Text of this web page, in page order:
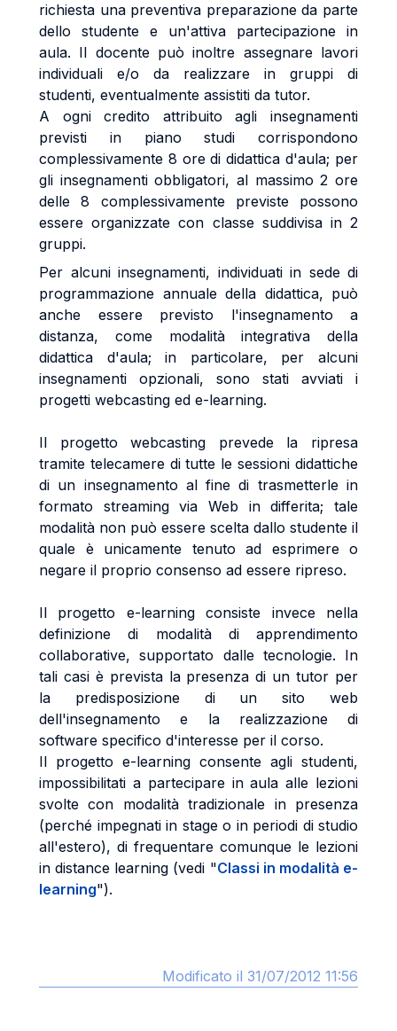
richiesta una preventiva preparazione da parte
dello studente e un'attiva partecipazione in
aula. Il docente può inoltre assegnare lavori
individuali e/o da realizzare in gruppi di
studenti, eventualmente assistiti da tutor.
A ogni credito attribuito agli insegnamenti
previsti in piano studi corrispondono
complessivamente 8 ore di didattica d'aula; per
gli insegnamenti obbligatori, al massimo 2 ore
delle 8 complessivamente previste possono
essere organizzate con classe suddivisa in 2
gruppi.
Per alcuni insegnamenti, individuati in sede di
programmazione annuale della didattica, può
anche essere previsto l'insegnamento a
distanza, come modalità integrativa della
didattica d'aula; in particolare, per alcuni
insegnamenti opzionali, sono stati avviati i
progetti webcasting ed e-learning.
Il progetto webcasting prevede la ripresa
tramite telecamere di tutte le sessioni didattiche
di un insegnamento al fine di trasmetterle in
formato streaming via Web in differita; tale
modalità non può essere scelta dallo studente il
quale è unicamente tenuto ad esprimere o
negare il proprio consenso ad essere ripreso.
Il progetto e-learning consiste invece nella
definizione di modalità di apprendimento
collaborative, supportato dalle tecnologie. In
tali casi è prevista la presenza di un tutor per
la predisposizione di un sito web
dell'insegnamento e la realizzazione di
software specifico d'interesse per il corso.
Il progetto e-learning consente agli studenti,
impossibilitati a partecipare in aula alle lezioni
svolte con modalità tradizionale in presenza
(perché impegnati in stage o in periodi di studio
all'estero), di frequentare comunque le lezioni
in distance learning (vedi "Classi in modalità e-
learning").
Modificato il 31/07/2012 11:56